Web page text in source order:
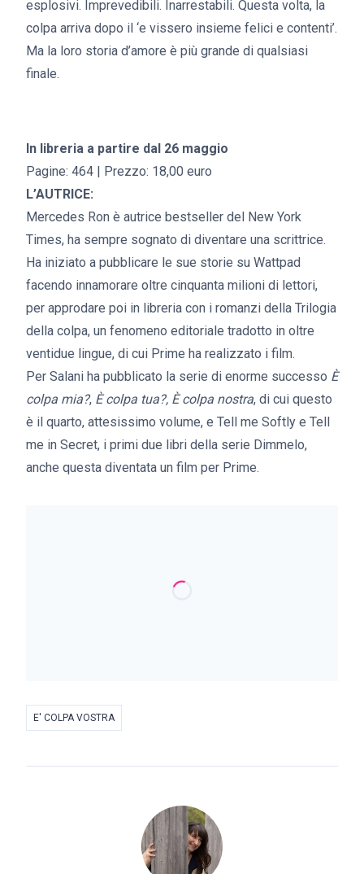
esplosivi. Imprevedibili. Inarrestabili. Questa volta, la
colpa arriva dopo il ‘e vissero insieme felici e contenti’.
Ma la loro storia d’amore è più grande di qualsiasi
finale.
In libreria a partire dal 26 maggio
Pagine: 464 | Prezzo: 18,00 euro
L’AUTRICE:
Mercedes Ron è autrice bestseller del New York
Times, ha sempre sognato di diventare una scrittrice.
Ha iniziato a pubblicare le sue storie su Wattpad
facendo innamorare oltre cinquanta milioni di lettori,
per approdare poi in libreria con i romanzi della Trilogia
della colpa, un fenomeno editoriale tradotto in oltre
ventidue lingue, di cui Prime ha realizzato i film.
Per Salani ha pubblicato la serie di enorme successo È
colpa mia?, È colpa tua?, È colpa nostra, di cui questo
è il quarto, attesissimo volume, e Tell me Softly e Tell
me in Secret, i primi due libri della serie Dimmelo,
anche questa diventata un film per Prime.
E' COLPA VOSTRA